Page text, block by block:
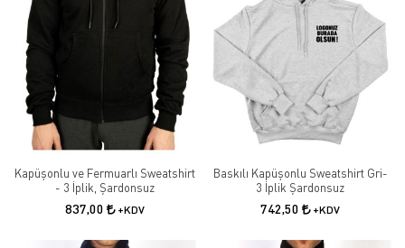
Kapüşonlu ve Fermuarlı Sweatshirt
- 3 İplik, Şardonsuz
837,00 +KDV
Baskılı Kapüşonlu Sweatshirt Gri-
3 İplik Şardonsuz
742,50 +KDV